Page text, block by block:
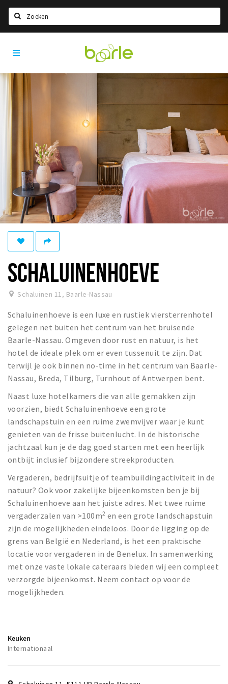
Home
Geschiedenis
Visit Baarle Shop
Enclavebon
Nieuws
Agenda
Deals
Eten
Slapen
Recreatief
Winkels
Winkelgebieden
Parkeren
Bezienswaardigheden
Enclaves
Musea, theaters & podia
Uitjes & activiteiten
Wandelroutes
Natuurgebieden
De Grensvallei
Partner worden
Inloggen
Visit
Baarle
SCHALUINENHOEVE
Schaluinen 11, Baarle-Nassau
Schaluinenhoeve is een luxe en rustiek viersterrenhotel
gelegen net buiten het centrum van het bruisende
Baarle-Nassau. Omgeven door rust en natuur, is het
hotel de ideale plek om er even tussenuit te zijn. Dat
terwijl je ook binnen no-time in het centrum van Baarle-
Nassau, Breda, Tilburg, Turnhout of Antwerpen bent.
Naast luxe hotelkamers die van alle gemakken zijn
voorzien, biedt Schaluinenhoeve een grote
landschapstuin en een ruime zwemvijver waar je kunt
genieten van de frisse buitenlucht. In de historische
jachtzaal kun je de dag goed starten met een heerlijk
ontbijt inclusief bijzondere streekproducten.
Vergaderen, bedrijfsuitje of teambuildingactiviteit in de
natuur? Ook voor zakelijke bijeenkomsten ben je bij
Schaluinenhoeve aan het juiste adres. Met twee ruime
vergaderzalen van >100m2 en een grote landschapstuin
zijn de mogelijkheden eindeloos. Door de ligging op de
grens van België en Nederland, is het een praktische
locatie voor vergaderen in de Benelux. In samenwerking
met onze vaste lokale cateraars bieden wij een compleet
verzorgde bijeenkomst. Neem contact op voor de
mogelijkheden.
Keuken
Internationaal